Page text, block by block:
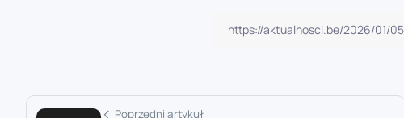
Poprzedni artykuł